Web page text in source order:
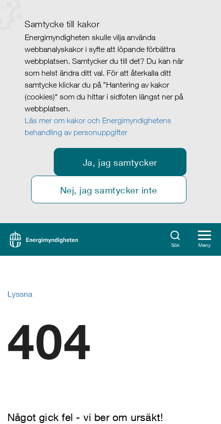
Samtycke till kakor
Energimyndigheten skulle vilja använda
webbanalyskakor i syfte att löpande förbättra
webbplatsen. Samtycker du till det? Du kan när
som helst ändra ditt val. För att återkalla ditt
samtycke klickar du på ”Hantering av kakor
(cookies)" som du hittar i sidfoten längst ner på
webbplatsen.
Läs mer om kakor och Energimyndighetens
behandling av personuppgifter
Ja, jag samtycker
Nej, jag samtycker inte
Sök Meny
Lyssna
404
Något gick fel - vi ber om ursäkt!